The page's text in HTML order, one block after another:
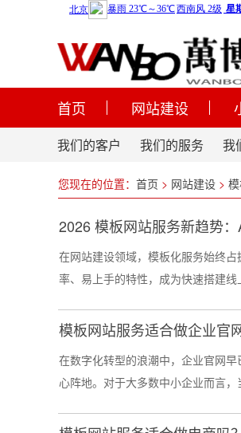
首页 网站建设
我们的客户 我们的服务 我
您现在的位置： 首页 > 网站建设 >
2026 模板网站服务新趋势
在网站建设领域，模板化服务始终
率、易上手的特性，成为快速搭建
模板网站服务适合做企业官
在数字化转型的浪潮中，企业官网
心阵地。对于大多数中小企业而言